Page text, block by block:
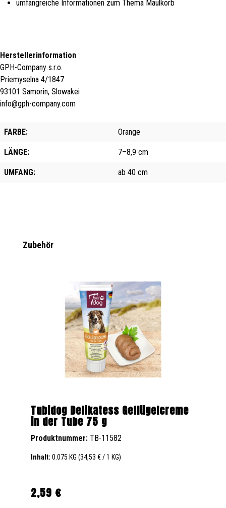
umfangreiche Informationen zum Thema Maulkorb
Herstellerinformation
GPH-Company s.r.o.
Priemyselna 4/1847
93101 Samorin, Slowakei
info@gph-company.com
FARBE: Orange
LÄNGE: 7–8,9 cm
UMFANG: ab 40 cm
Produktgalerie überspringen
Zubehör
Tubidog Delikatess Geflügelcreme
in der Tube 75 g
Produktnummer: TB-11582
Inhalt: 0.075 KG (34,53 € / 1 KG)
Regulärer Preis:
2,59 €